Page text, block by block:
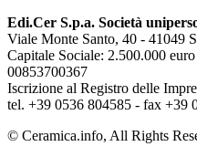
Edi.Cer S.p.a. Società
Viale Monte Santo, 40 - 41049
Capitale Sociale: 2.500.000
00853700367
Iscrizione al Registro delle
tel. +39 0536 804585 - fax +39
© Ceramica.info, All Rights